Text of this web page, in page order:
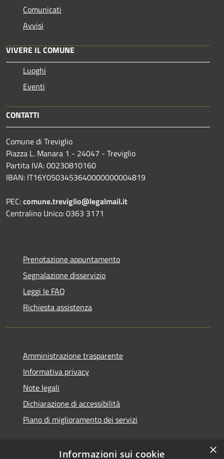
Comunicati
Avvisi
VIVERE IL COMUNE
Luoghi
Eventi
CONTATTI
Comune di Treviglio
Piazza L. Manara 1 - 24047 - Treviglio
Partita IVA: 00230810160
IBAN: IT16Y0503453640000000004819
PEC:comune.treviglio@legalmail.it
Centralino Unico: 0363 3171
Prenotazione appuntamento
Segnalazione disservizio
Leggi le FAQ
Richiesta assistenza
Amministrazione trasparente
Informativa privacy
Note legali
Dichiarazione di accessibilità
Piano di miglioramento dei servizi
×
Informazioni sui cookie